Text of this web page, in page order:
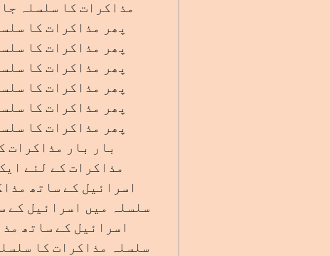
مذاکرات کا سلسلہ
پھر مذاکرات کا
پھر مذاکرات کا
پھر مذاکرات کا
پھر مذاکرات کا
پھر مذاکرات کا
پھر مذاکرات کا
بار بار مذاکرات
مذاکرات کے لئے
اسرائیل کے ساتھ
سلسلہ میں اسرائیل کے
اسرائیل کے ساتھ
سلسلہ مذاکرات کا